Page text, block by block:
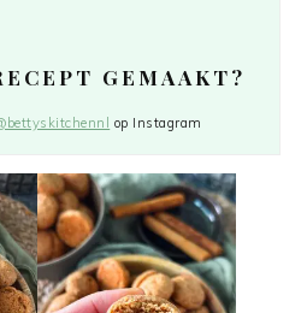
GEMAAKT?
op Instagram